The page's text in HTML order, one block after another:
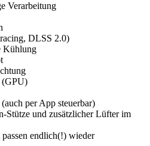
Verarbeitung
DLSS 2.0)
Kühlung
(GPU)
per App steuerbar)
Stütze und zusätzlicher Lüfter im
endlich(!) wieder